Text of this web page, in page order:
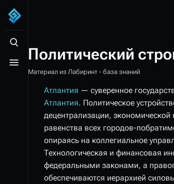
Открыть поиск
Открыть меню
Политический
Материал из Лабиринт - база знаний
Атлантия — суверенное
Атлантия. Политическое
децентрализации,
равенства всех городов-
опираясь на коллегиальное
Технологическая и финансовая
федеральными законами, а
обеспечиваются иерархией